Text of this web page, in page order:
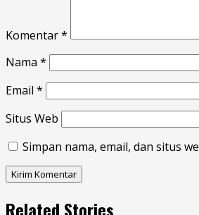
Komentar*
Nama *
Email *
Situs Web
Simpan nama, email, dan situs
Related Stories